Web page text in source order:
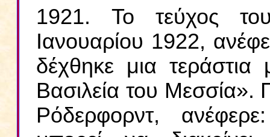
1921. Το τεύχος
Ιανουαρίου 1922,
δέχθηκε μια τεράστια
Βασιλεία του Μεσσία».
Ρόδερφορντ,